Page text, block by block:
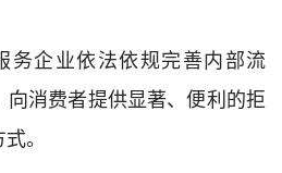
务企业依法依规完善内部流
消费者提供显著、便利的拒
。